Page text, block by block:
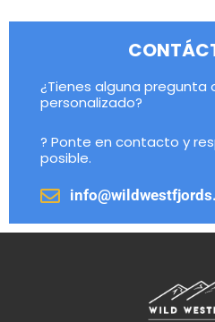
¿Tienes alguna pregunta
personalizado?
? Ponte en contacto y
posible.